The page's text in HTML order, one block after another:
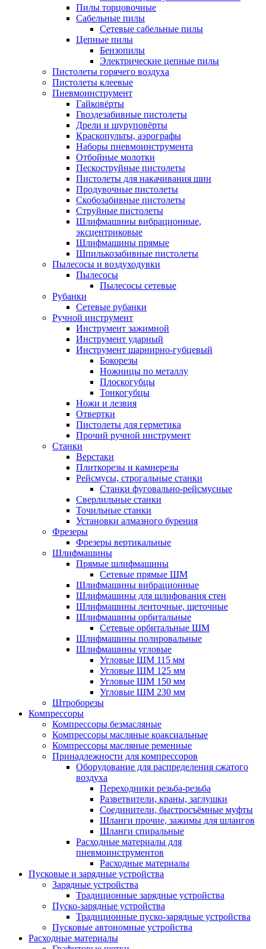
Пилы торцовочные
Сабельные пилы
Сетевые сабельные пилы
Цепные пилы
Бензопилы
Электрические цепные пилы
Пистолеты горячего воздуха
Пистолеты клеевые
Пневмоинструмент
Гайковёрты
Гвоздезабивные пистолеты
Дрели и шуруповёрты
Краскопульты, аэрографы
Наборы пневмоинструмента
Отбойные молотки
Пескоструйные пистолеты
Пистолеты для накачивания шин
Продувочные пистолеты
Скобозабивные пистолеты
Струйные пистолеты
Шлифмашины вибрационные,
эксцентриковые
Шлифмашины прямые
Шпилькозабивные пистолеты
Пылесосы и воздуходувки
Пылесосы
Пылесосы сетевые
Рубанки
Сетевые рубанки
Ручной инструмент
Инструмент зажимной
Инструмент ударный
Инструмент шарнирно-губцевый
Бокорезы
Ножницы по металлу
Плоскогубцы
Тонкогубцы
Ножи и лезвия
Отвертки
Пистолеты для герметика
Прочий ручной инструмент
Станки
Верстаки
Плиткорезы и камнерезы
Рейсмусы, строгальные станки
Станки фуговально-рейсмусные
Сверлильные станки
Точильные станки
Установки алмазного бурения
Фрезеры
Фрезеры вертикальные
Шлифмашины
Прямые шлифмашины
Сетевые прямые ШМ
Шлифмашины вибрационные
Шлифмашины для шлифования стен
Шлифмашины ленточные, щеточные
Шлифмашины орбитальные
Сетевые орбитальные ШМ
Шлифмашины полировальные
Шлифмашины угловые
Угловые ШМ 115 мм
Угловые ШМ 125 мм
Угловые ШМ 150 мм
Угловые ШМ 230 мм
Штроборезы
Компрессоры
Компрессоры безмасляные
Компрессоры масляные коаксиальные
Компрессоры масляные ременные
Принадлежности для компрессоров
Оборудование для распределения сжатого
воздуха
Переходники резьба-резьба
Разветвители, краны, заглушки
Соединители, быстросъёмные муфты
Шланги прочие, зажимы для шлангов
Шланги спиральные
Расходные материалы для
пневмоинструментов
Расходные материалы
Пусковые и зарядные устройства
Зарядные устройства
Традиционные зарядные устройства
Пуско-зарядные устройства
Традиционные пуско-зарядные устройства
Пусковые автономные устройства
Расходные материалы